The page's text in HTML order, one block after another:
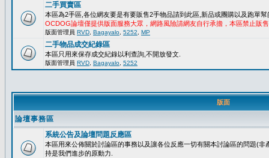
二手買賣區
本區為2手區,各位網友要是有要販售2手物品請到此區,新品或團購以及跑單
OCDOG論壇僅提供版面服務大眾，網路風險請網友自行承擔，本區禁止販
版面管理員 RVD Bagayalo 5252 MP
二手物品成交紀錄區
本區只用來保存成交紀錄以利查詢,不開放發文.
版面管理員 RVD Bagayalo 5252
版面
論壇事務區
系統公告及論壇問題反應區
本區用來公佈關於討論區的事務以及讓各位反應一切有關本討論區的問題(
持是我們進步的原動力.